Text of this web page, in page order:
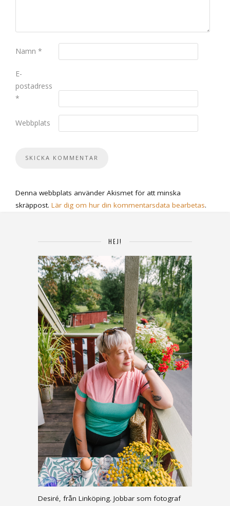
Namn *
E-
postadress
*
Webbplats
Denna webbplats använder Akismet för att minska
skräppost. Lär dig om hur din kommentarsdata bearbetas.
HEJ!
Desiré, från Linköping. Jobbar som fotograf